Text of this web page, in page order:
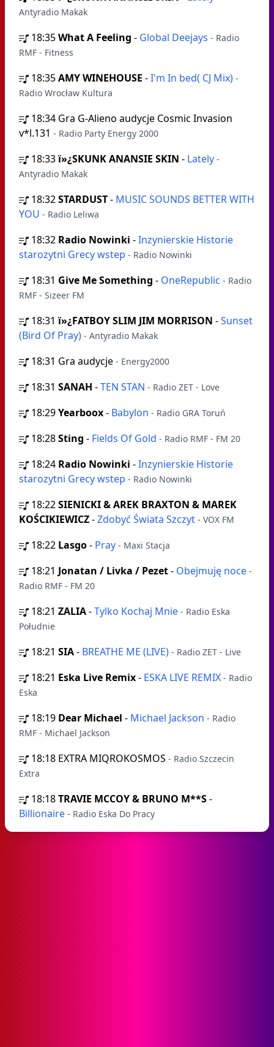
Antyradio Makak
18:35What A Feeling - Global Deejays - Radio
RMF - Fitness
18:35AMY WINEHOUSE -I'm In bed( CJ Mix) -
Radio Wrocław Kultura
18:34 Gra G-Alieno audycje Cosmic Invasion
v*l.131 - Radio Party Energy 2000
18:33ï»¿SKUNK ANANSIE SKIN - Lately -
Antyradio Makak
18:32STARDUST- MUSIC SOUNDS BETTER WITH
YOU - Radio Leliwa
18:32 Radio Nowinki -Inzynierskie Historie
starozytni Grecy wstep - Radio Nowinki
18:31 Give Me Something - OneRepublic - Radio
RMF - Sizeer FM
18:31 ï»¿FATBOY SLIM JIM MORRISON -Sunset
(Bird Of Pray) - Antyradio Makak
18:31 Gra audycje - Energy2000
18:31 SANAH -TEN STAN - Radio ZET - Love
18:29Yearboox- Babylon - Radio GRA Toruń
18:28Sting - Fields Of Gold - Radio RMF - FM 20
18:24 Radio Nowinki -Inzynierskie Historie
starozytni Grecy wstep - Radio Nowinki
18:22SIENICKI & AREK BRAXTON & MAREK
KOŚCIKIEWICZ-Zdobyć Świata Szczyt - VOX FM
18:22 Lasgo- Pray - Maxi Stacja
18:21 Jonatan / Livka / Pezet- Obejmuję noce -
Radio RMF - FM 20
18:21 ZALIA-Tylko Kochaj Mnie - Radio Eska
Południe
18:21 SIA- BREATHE ME (LIVE) - Radio ZET - Live
18:21 Eska Live Remix- ESKA LIVE REMIX - Radio
Eska
18:19 Dear Michael - Michael Jackson - Radio
RMF - Michael Jackson
18:18 EXTRA MIQROKOSMOS - Radio Szczecin
Extra
18:18TRAVIE MCCOY & BRUNO M**S-
Billionaire - Radio Eska Do Pracy